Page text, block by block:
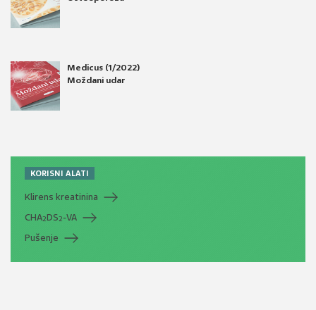
Medicus (1/2022)
Moždani udar
KORISNI ALATI
Klirens kreatinina
CHA2DS2-VA
Pušenje